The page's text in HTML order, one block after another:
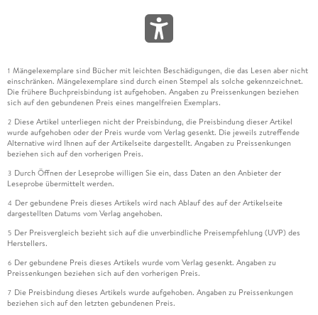
1 Mängelexemplare sind Bücher mit leichten Beschädigungen, die das Lesen aber nicht
einschränken. Mängelexemplare sind durch einen Stempel als solche gekennzeichnet.
Die frühere Buchpreisbindung ist aufgehoben. Angaben zu Preissenkungen beziehen
sich auf den gebundenen Preis eines mangelfreien Exemplars.
2 Diese Artikel unterliegen nicht der Preisbindung, die Preisbindung dieser Artikel
wurde aufgehoben oder der Preis wurde vom Verlag gesenkt. Die jeweils zutreffende
Alternative wird Ihnen auf der Artikelseite dargestellt. Angaben zu Preissenkungen
beziehen sich auf den vorherigen Preis.
3 Durch Öffnen der Leseprobe willigen Sie ein, dass Daten an den Anbieter der
Leseprobe übermittelt werden.
4 Der gebundene Preis dieses Artikels wird nach Ablauf des auf der Artikelseite
dargestellten Datums vom Verlag angehoben.
5 Der Preisvergleich bezieht sich auf die unverbindliche Preisempfehlung (UVP) des
Herstellers.
6 Der gebundene Preis dieses Artikels wurde vom Verlag gesenkt. Angaben zu
Preissenkungen beziehen sich auf den vorherigen Preis.
7 Die Preisbindung dieses Artikels wurde aufgehoben. Angaben zu Preissenkungen
beziehen sich auf den letzten gebundenen Preis.